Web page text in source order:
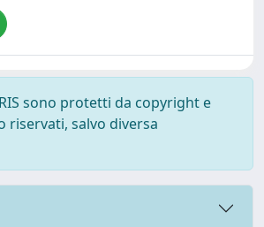
sono protetti da copyright e
salvo diversa